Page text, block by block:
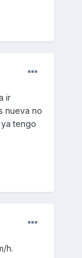
ir
nueva no
tengo
h.